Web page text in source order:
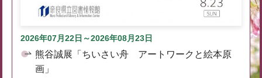
2026年07月22日～2026年08月23日
熊谷誠展「ちいさい舟 アートワークと絵本原
画」